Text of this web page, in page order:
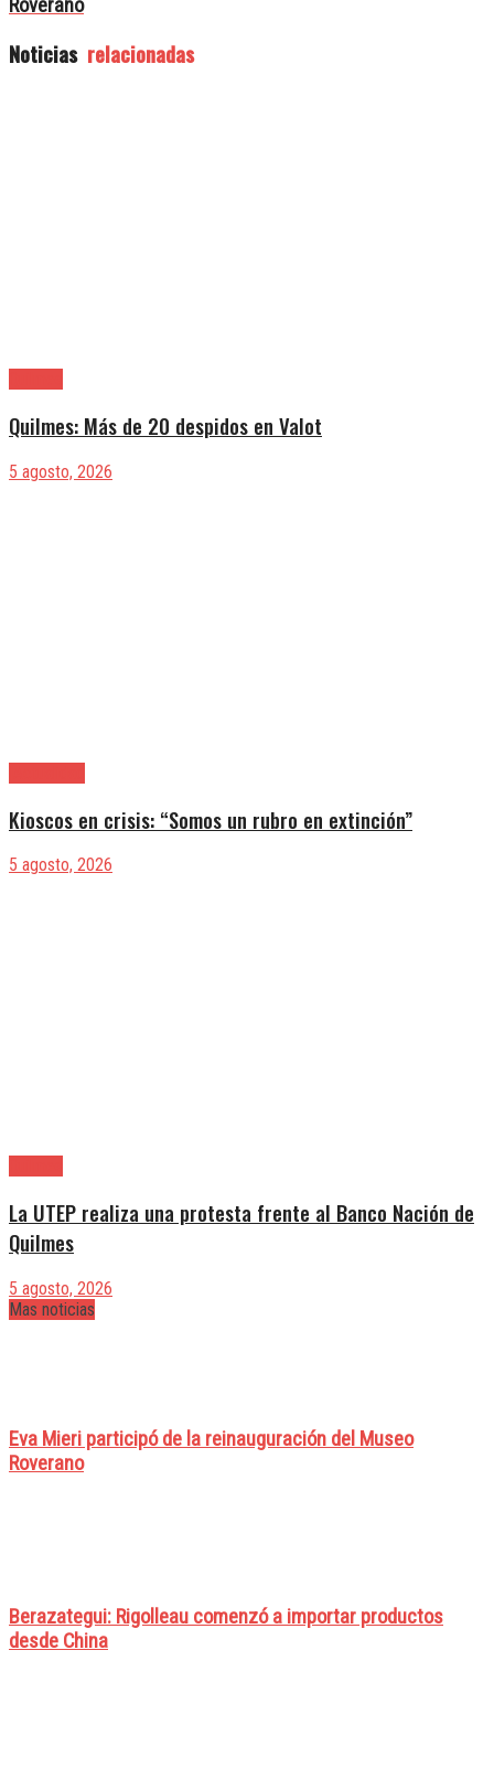
Roverano
Noticias relacionadas
Quilmes: Más de 20 despidos en Valot
5 agosto, 2026
Kioscos en crisis: “Somos un rubro en extinción”
5 agosto, 2026
La UTEP realiza una protesta frente al Banco Nación de
Quilmes
5 agosto, 2026
Mas noticias
Eva Mieri participó de la reinauguración del Museo
Roverano
Berazategui: Rigolleau comenzó a importar productos
desde China